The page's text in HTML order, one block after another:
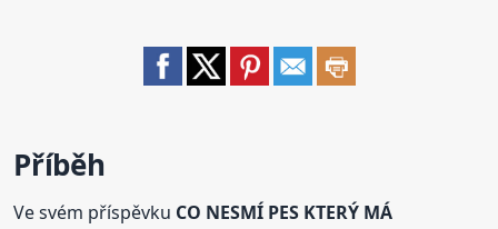
Příběh
Ve svém příspěvku CO NESMÍ PES KTERÝ MÁ